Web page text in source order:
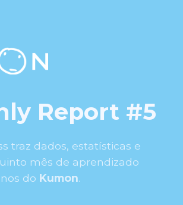
Report #5
traz dados, estatísticas e
mês de aprendizado
do Kumon.